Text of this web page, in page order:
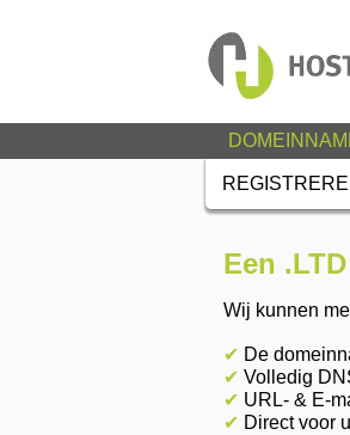
Een
Wij kunnen
✔ De
✔ Volledig
✔ URL- & E-
✔ Direct voor